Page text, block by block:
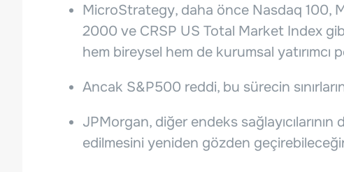
MicroStrategy, daha önce Nasdaq 100,
2000 ve CRSP US Total Market Index
hem bireysel hem de kurumsal yatırımcı
Ancak S&P500 reddi, bu sürecin
JPMorgan, diğer endeks
edilmesini yeniden gözden